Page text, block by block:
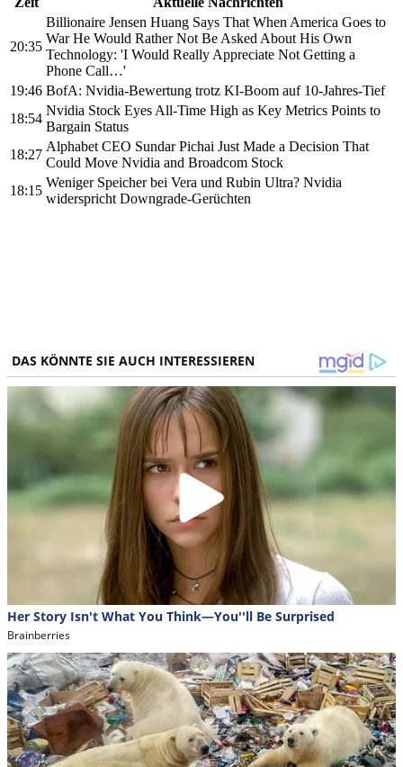
20:35
Billionaire Jensen Huang Says That When America Goes to
War He Would Rather Not Be Asked About His Own
Technology: 'I Would Really Appreciate Not Getting a
Phone Call…'
19:46 BofA: Nvidia-Bewertung trotz KI-Boom auf 10-Jahres-Tief
18:54
Nvidia Stock Eyes All-Time High as Key Metrics Points to
Bargain Status
18:27
Alphabet CEO Sundar Pichai Just Made a Decision That
Could Move Nvidia and Broadcom Stock
18:15
Weniger Speicher bei Vera und Rubin Ultra? Nvidia
widerspricht Downgrade-Gerüchten